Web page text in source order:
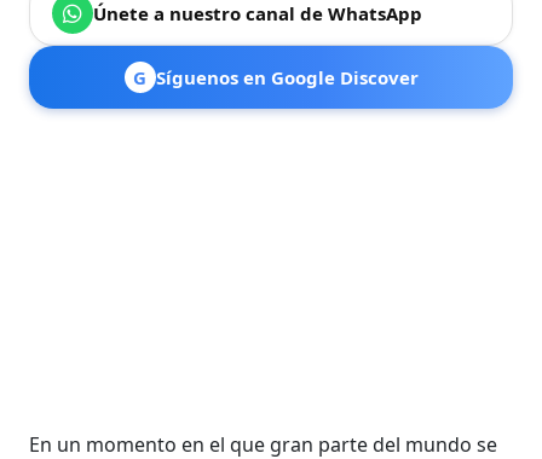
Únete a nuestro canal de WhatsApp
G Síguenos en Google Discover
En un momento en el que gran parte del mundo se